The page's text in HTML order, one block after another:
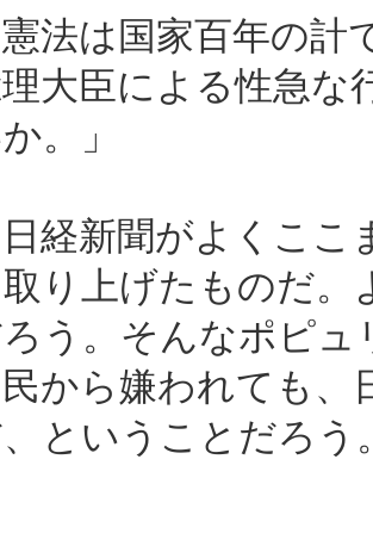
法は国家百年の計
大臣による性急な
。」
経新聞がよくここ
り上げたものだ
う。そんなポピ
から嫌われても、
ということだろう